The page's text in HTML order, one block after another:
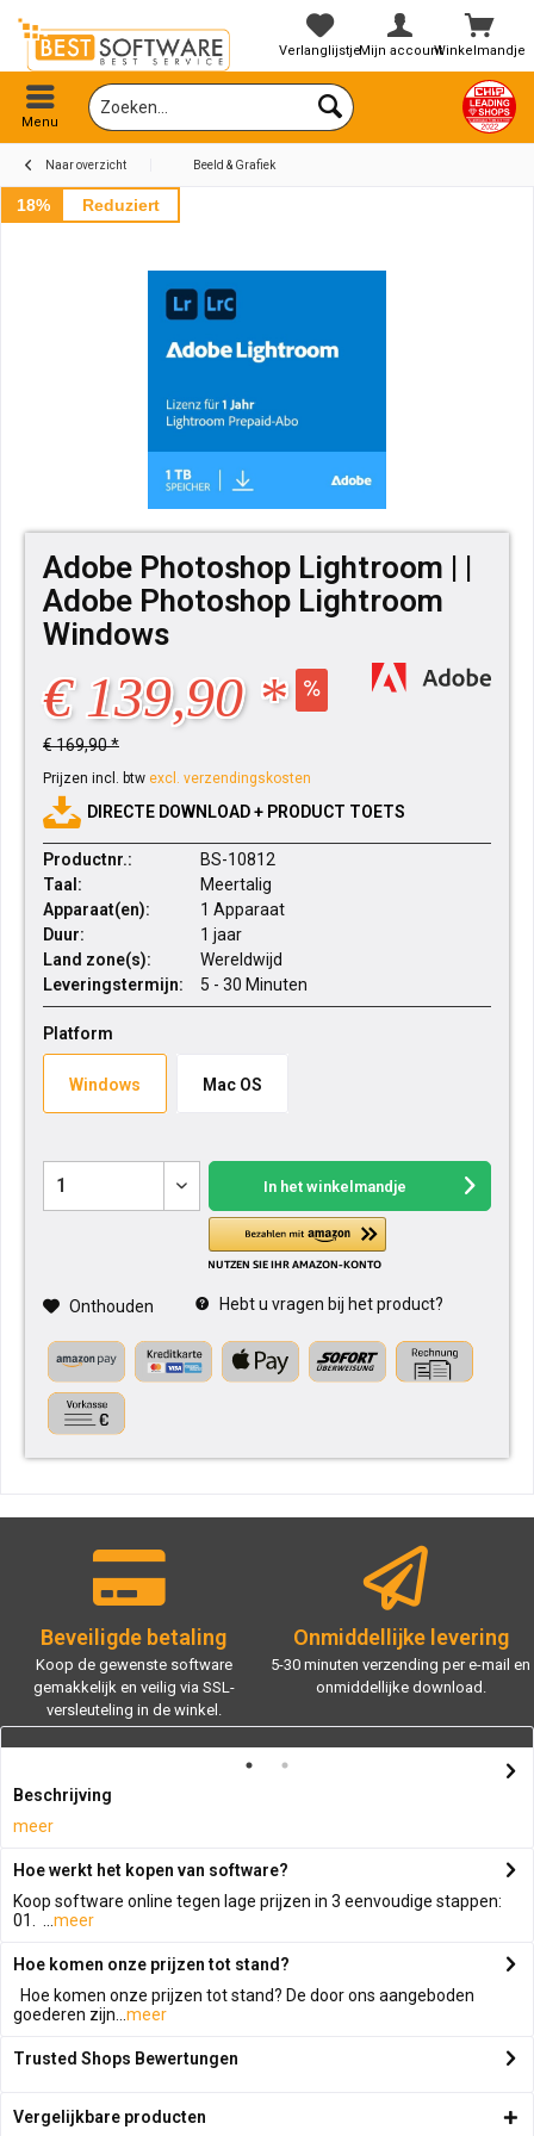
Winkelmandje
VerlanglijstjeMijn account
Menu
Naar overzicht Beeld & Grafiek
18% Reduziert
Adobe Photoshop Lightroom | |
Adobe Photoshop Lightroom
Windows
€ 139,90 *
€ 169,90 *
Prijzen incl. btw excl. verzendingskosten
DIRECTE DOWNLOAD + PRODUCT TOETS
Productnr.:
BS-10812
Taal:
Meertalig
Apparaat(en):
1 Apparaat
Duur:
1 jaar
Land zone(s):
Wereldwijd
Leveringstermijn:
5 - 30 Minuten
Platform
Windows Mac OS
In het winkelmandje
Onthouden Hebt u vragen bij het product?
Beveiligde betaling
Koop de gewenste software
gemakkelijk en veilig via SSL-
versleuteling in de winkel.
Onmiddellijke levering
5-30 minuten verzending per e-mail en
onmiddellijke download.
Beschrijving
meer
Hoe werkt het kopen van software?
Koop software online tegen lage prijzen in 3 eenvoudige stappen:
01. ... meer
Hoe komen onze prijzen tot stand?
Hoe komen onze prijzen tot stand? De door ons aangeboden
goederen zijn... meer
Trusted Shops Bewertungen
Vergelijkbare producten